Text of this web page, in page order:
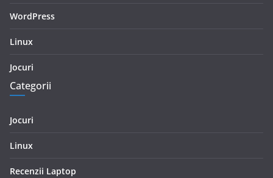
WordPress
Linux
Jocuri
Categorii
Jocuri
Linux
Recenzii Laptop